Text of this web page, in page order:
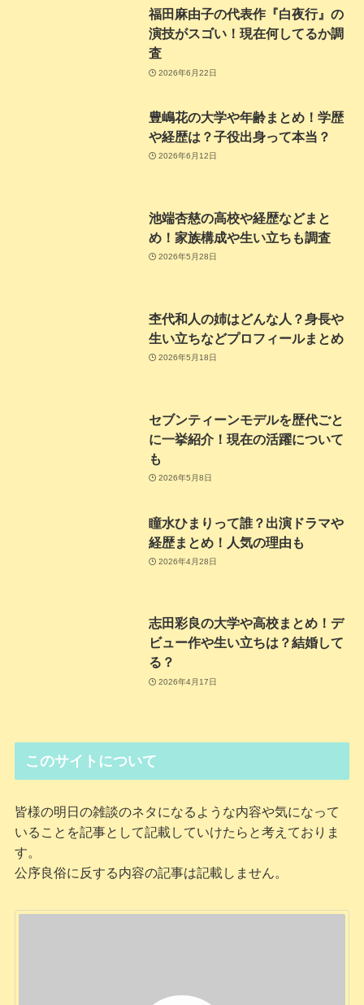
福田麻由子の代表作『白夜行』の
演技がスゴい！現在何してるか調
査
2026年6月22日
豊嶋花の大学や年齢まとめ！学歴
や経歴は？子役出身って本当？
2026年6月12日
池端杏慈の高校や経歴などまと
め！家族構成や生い立ちも調査
2026年5月28日
杢代和人の姉はどんな人？身長や
生い立ちなどプロフィールまとめ
2026年5月18日
セブンティーンモデルを歴代ごと
に一挙紹介！現在の活躍について
も
2026年5月8日
瞳水ひまりって誰？出演ドラマや
経歴まとめ！人気の理由も
2026年4月28日
志田彩良の大学や高校まとめ！デ
ビュー作や生い立ちは？結婚して
る？
2026年4月17日
このサイトについて
皆様の明日の雑談のネタになるような内容や気になって
いることを記事として記載していけたらと考えておりま
す。
公序良俗に反する内容の記事は記載しません。